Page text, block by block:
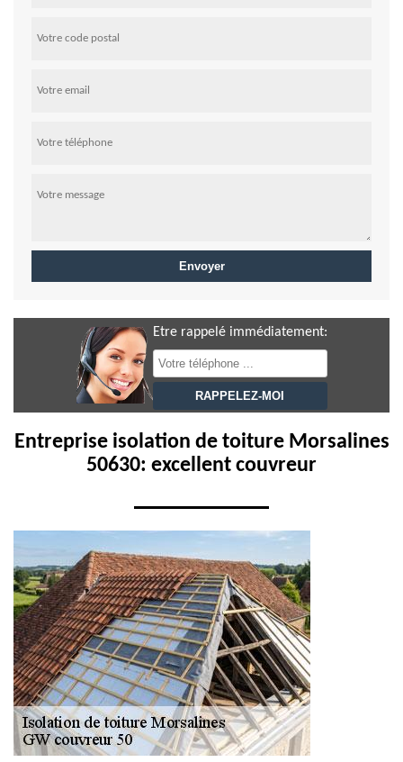
Etre rappelé immédiatement:
Entreprise isolation de toiture Morsalines
50630: excellent couvreur